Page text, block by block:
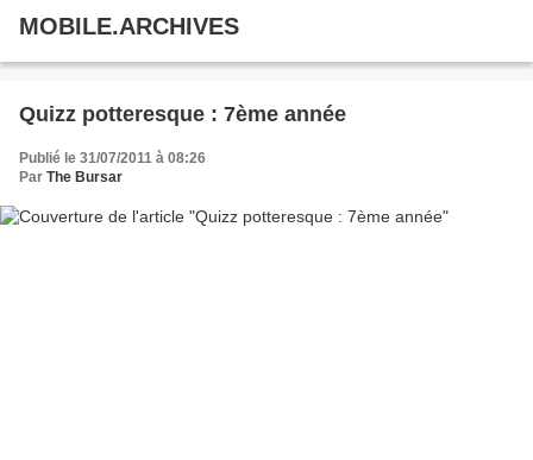
MOBILE.ARCHIVES
Quizz potteresque : 7ème année
Publié le 31/07/2011 à 08:26
Par The Bursar